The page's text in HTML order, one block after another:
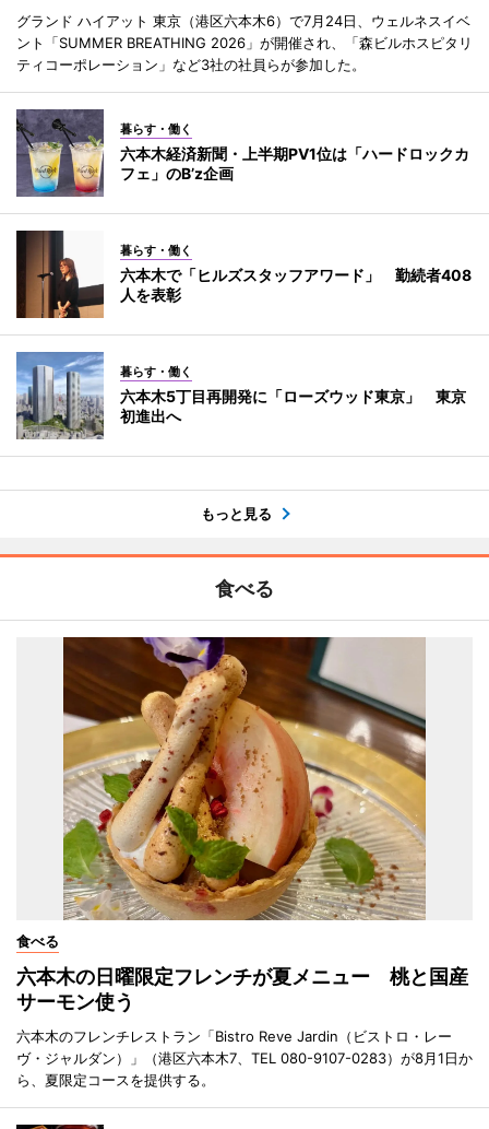
グランド ハイアット 東京（港区六本木6）で7月24日、ウェルネスイベ
ント「SUMMER BREATHING 2026」が開催され、「森ビルホスピタリ
ティコーポレーション」など3社の社員らが参加した。
暮らす・働く
六本木経済新聞・上半期PV1位は「ハードロックカ
フェ」のB’z企画
暮らす・働く
六本木で「ヒルズスタッフアワード」 勤続者408
人を表彰
暮らす・働く
六本木5丁目再開発に「ローズウッド東京」 東京
初進出へ
もっと見る
食べる
食べる
六本木の日曜限定フレンチが夏メニュー 桃と国産
サーモン使う
六本木のフレンチレストラン「Bistro Reve Jardin（ビストロ・レー
ヴ・ジャルダン）」（港区六本木7、TEL 080-9107-0283）が8月1日か
ら、夏限定コースを提供する。